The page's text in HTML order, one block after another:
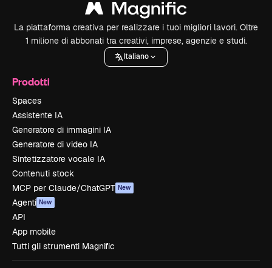
La piattaforma creativa per realizzare i tuoi migliori lavori. Oltre
1 milione di abbonati tra creativi, imprese, agenzie e studi.
Italiano
Prodotti
Spaces
Assistente IA
Generatore di immagini IA
Generatore di video IA
Sintetizzatore vocale IA
Contenuti stock
MCP per Claude/ChatGPT New
Agenti New
API
App mobile
Tutti gli strumenti Magnific